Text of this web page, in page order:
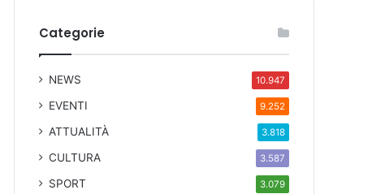
Categorie
NEWS 10.947
EVENTI 9.252
ATTUALITÀ 3.818
CULTURA 3.587
SPORT 3.079